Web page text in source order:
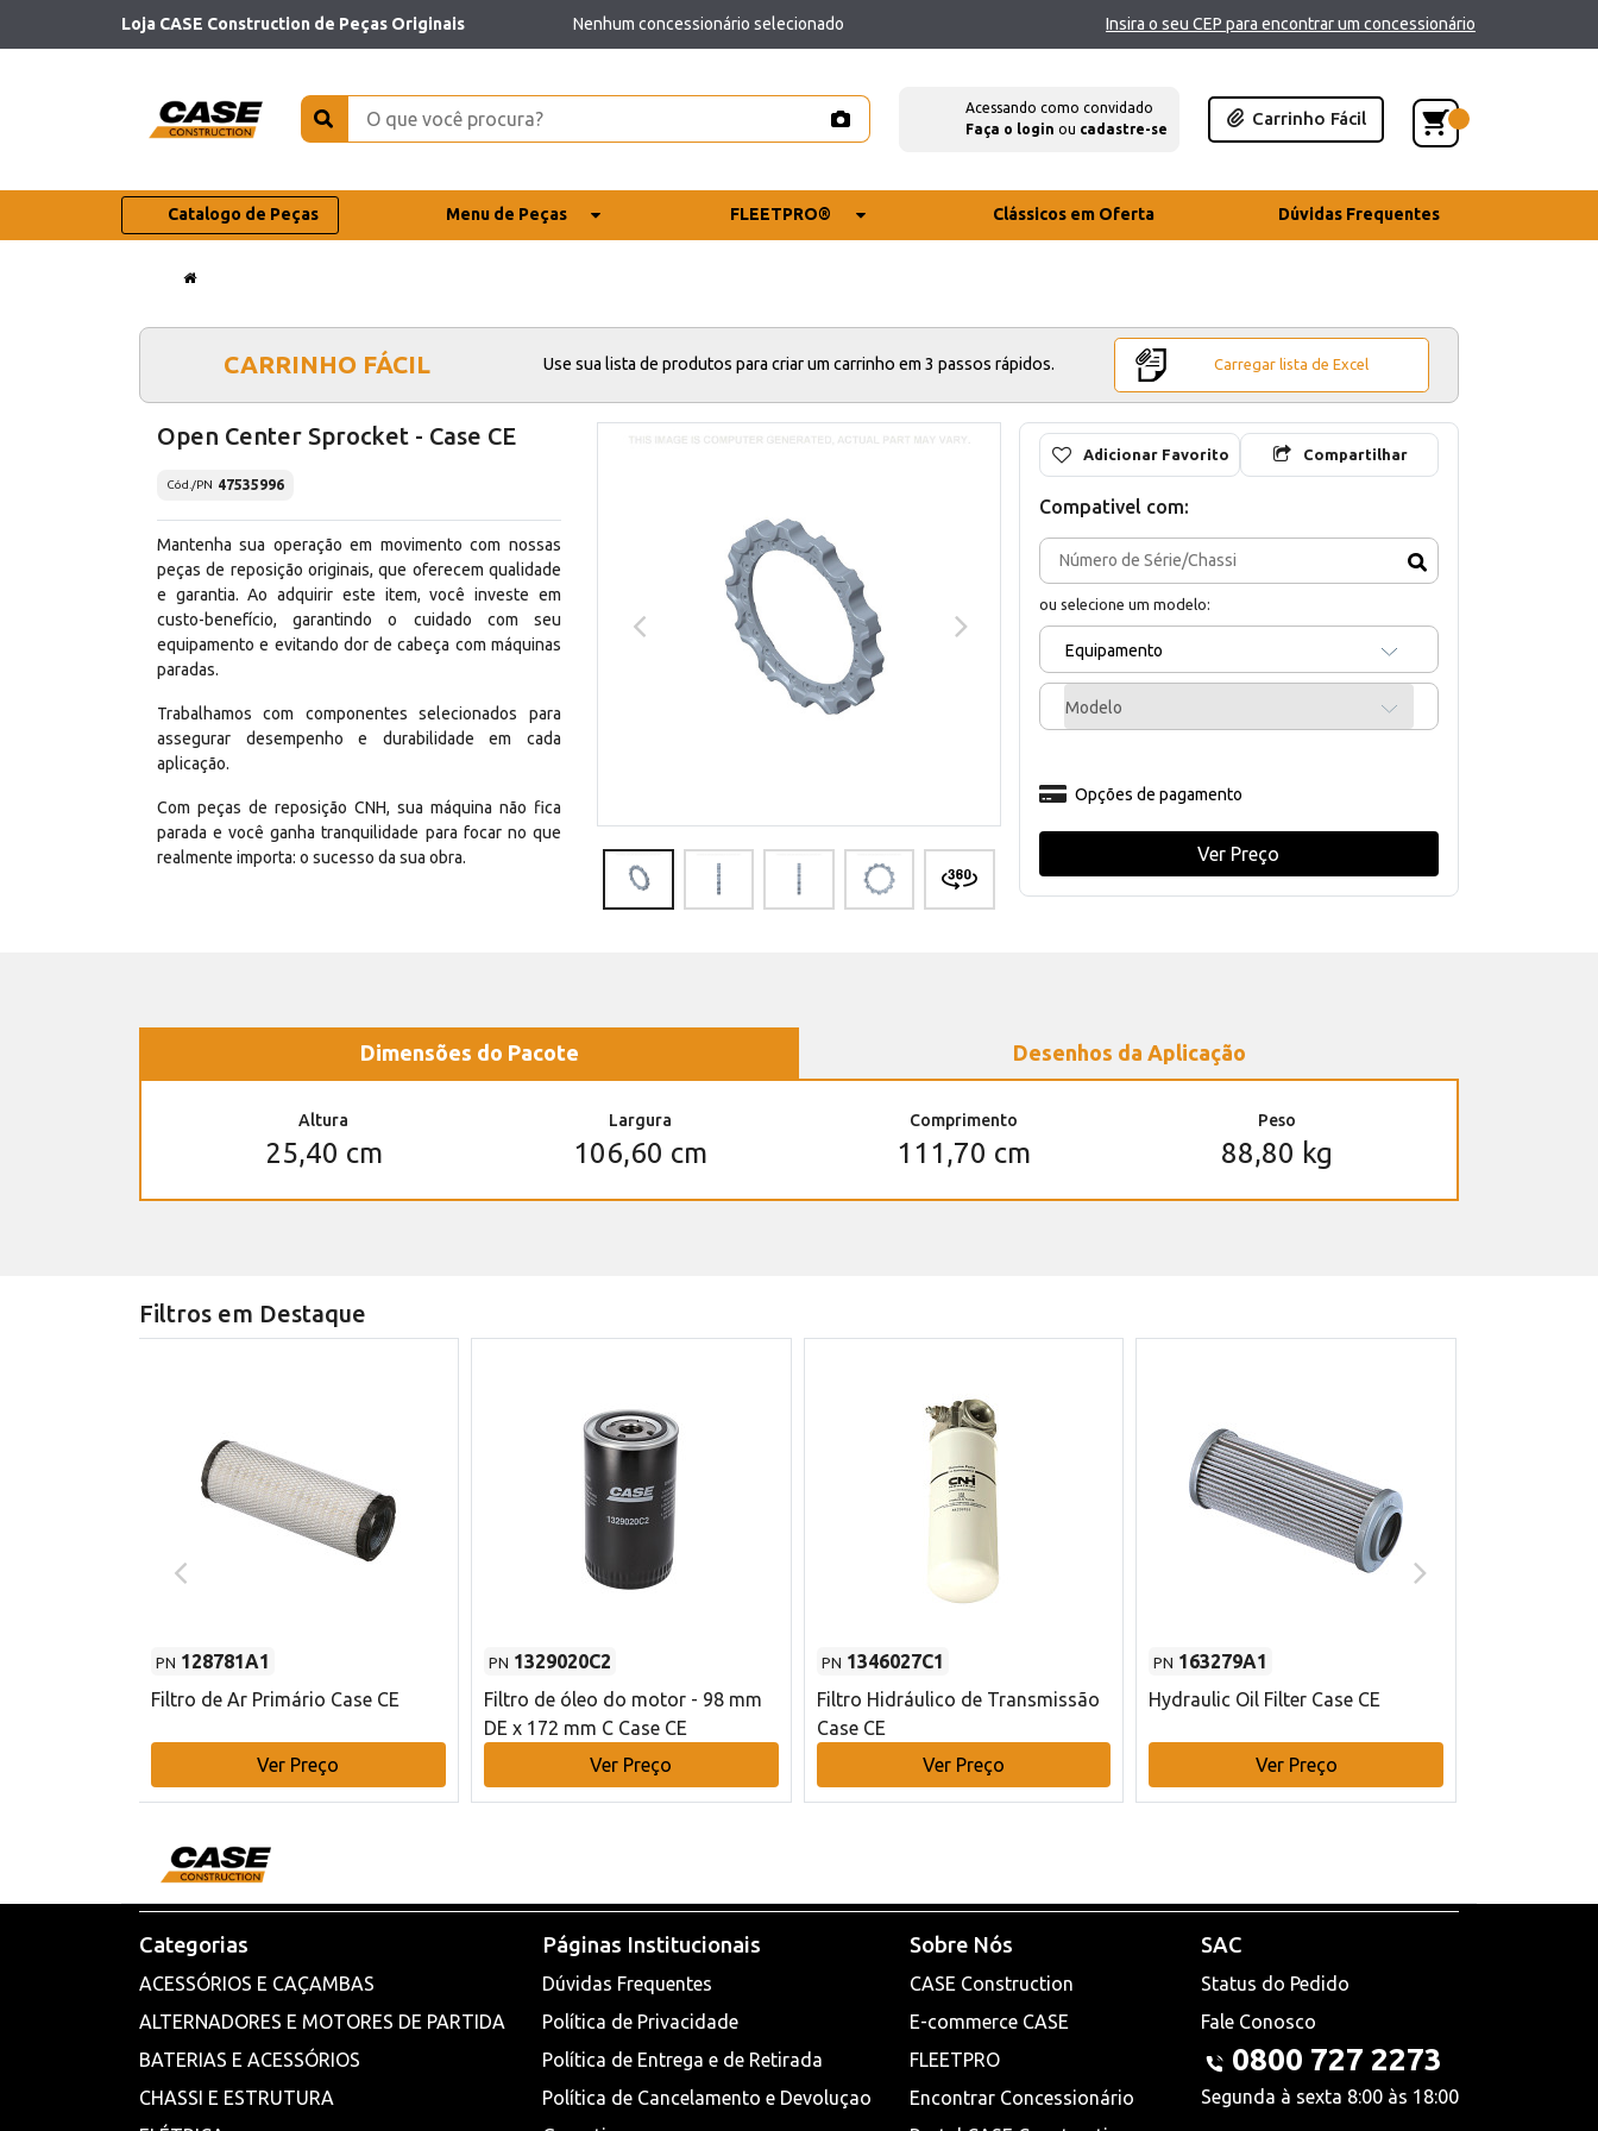
Loja CASE Construction de Peças Originais Nenhum concessionário selecionado Insira o seu CEP para encontrar um concessionário
Acessando como convidado
Faça o login ou cadastre-se
Carrinho Fácil
Catalogo de Peças Menu de Peças FLEETPRO® Clássicos em Oferta Dúvidas Frequentes
CARRINHO FÁCIL Use sua lista de produtos para criar um carrinho em 3 passos rápidos. Carregar lista de Excel
Open Center Sprocket - Case CE
Cód./PN 47535996
Mantenha sua operação em movimento com nossas
peças de reposição originais, que oferecem qualidade
e garantia. Ao adquirir este item, você investe em
custo-benefício, garantindo o cuidado com seu
equipamento e evitando dor de cabeça com máquinas
paradas.
Trabalhamos com componentes selecionados para
assegurar desempenho e durabilidade em cada
aplicação.
Com peças de reposição CNH, sua máquina não fica
parada e você ganha tranquilidade para focar no que
realmente importa: o sucesso da sua obra.
Adicionar Favorito Compartilhar
Compativel com:
ou selecione um modelo:
Equipamento
Modelo
Opções de pagamento
Ver Preço
Dimensões do Pacote Desenhos da Aplicação
Altura
25,40 cm
Largura
106,60 cm
Comprimento
111,70 cm
Peso
88,80 kg
Filtros em Destaque
PN 128781A1
Filtro de Ar Primário Case CE
Ver Preço
PN 1329020C2
Filtro de óleo do motor - 98 mm
DE x 172 mm C Case CE
Ver Preço
PN 1346027C1
Filtro Hidráulico de Transmissão
Case CE
Ver Preço
PN 163279A1
Hydraulic Oil Filter Case CE
Ver Preço
Categorias
ACESSÓRIOS E CAÇAMBAS
ALTERNADORES E MOTORES DE PARTIDA
BATERIAS E ACESSÓRIOS
CHASSI E ESTRUTURA
Páginas Institucionais
Dúvidas Frequentes
Política de Privacidade
Política de Entrega e de Retirada
Política de Cancelamento e Devoluçao
Sobre Nós
CASE Construction
E-commerce CASE
FLEETPRO
Encontrar Concessionário
SAC
Status do Pedido
Fale Conosco
0800 727 2273
Segunda à sexta 8:00 às 18:00